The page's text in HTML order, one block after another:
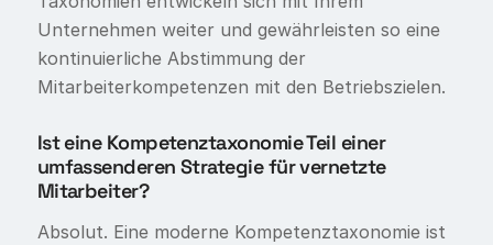
Unternehmen weiter und gewährleisten so eine
kontinuierliche Abstimmung der
Mitarbeiterkompetenzen mit den Betriebszielen.
Ist eine Kompetenztaxonomie Teil einer
umfassenderen Strategie für vernetzte
Mitarbeiter?
Absolut. Eine moderne Kompetenztaxonomie ist